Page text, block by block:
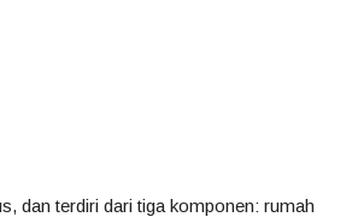
dan terdiri dari tiga komponen: rumah